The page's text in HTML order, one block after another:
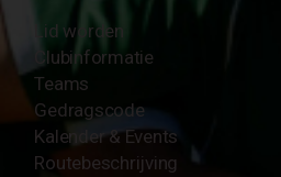
Lid worden
Clubinformatie
Teams
Gedragscode
Kalender & Events
Routebeschrijving